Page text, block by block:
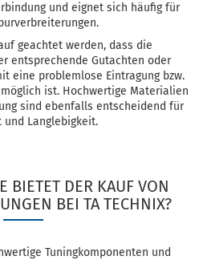
und eignet sich häufig für
geachtet werden, dass die
entsprechende Gutachten oder
eine problemlose Eintragung bzw.
ist. Hochwertige Materialien
sind ebenfalls entscheidend für
und Langlebigkeit.
BIETET DER KAUF VON
BEI TA TECHNIX?
Tuningkomponenten und